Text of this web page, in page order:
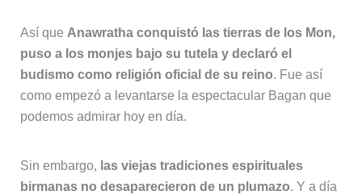
Así que Anawratha conquistó las tierras de los Mon,
puso a los monjes bajo su tutela y declaró el
budismo como religión oficial de su reino. Fue así
como empezó a levantarse la espectacular Bagan que
podemos admirar hoy en día.
Sin embargo, las viejas tradiciones espirituales
birmanas no desaparecieron de un plumazo. Y a día